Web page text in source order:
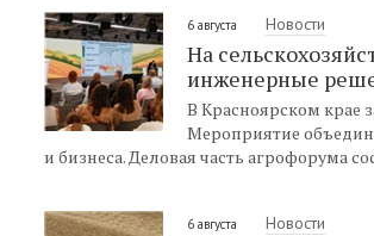
6 августа Новости
На
инженерные
В Красноярском крае
Мероприятие
и бизнеса. Деловая часть агрофорума
6 августа Новости